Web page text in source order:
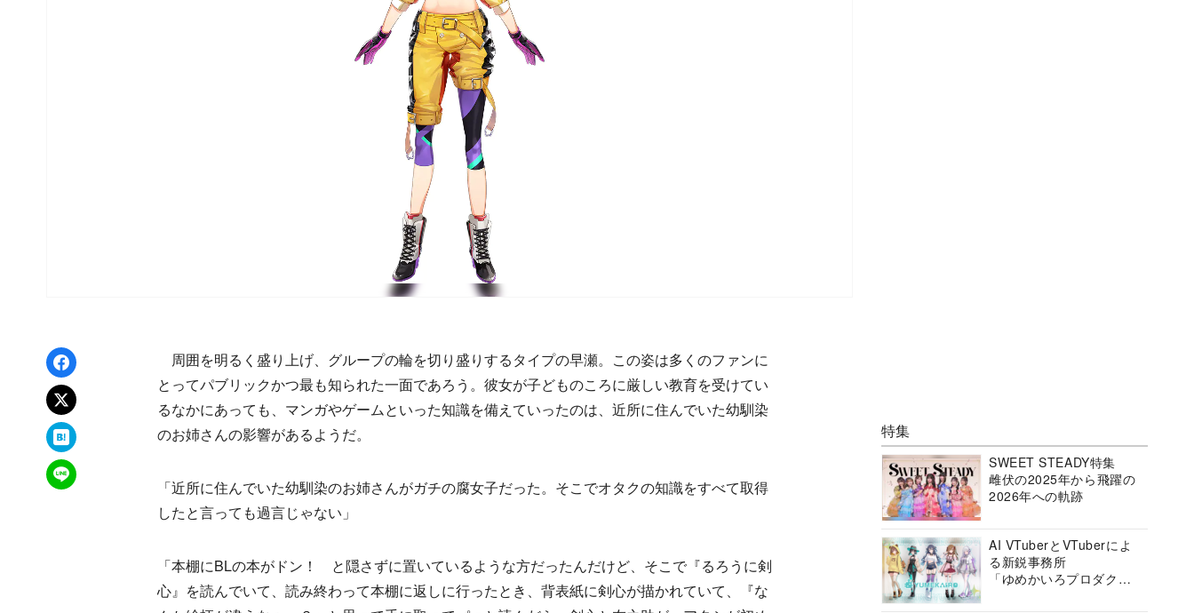
Facebookでシェア
xでポスト
はてなブックマーク
LINEで送る
周囲を明るく盛り上げ、グループの輪を切り盛りするタイプの早瀬。この姿は多くのファンに
とってパブリックかつ最も知られた一面であろう。彼女が子どものころに厳しい教育を受けてい
るなかにあっても、マンガやゲームといった知識を備えていったのは、近所に住んでいた幼馴染
のお姉さんの影響があるようだ。
「近所に住んでいた幼馴染のお姉さんがガチの腐女子だった。そこでオタクの知識をすべて取得
したと言っても過言じゃない」
「本棚にBLの本がドン！ と隠さずに置いているような方だったんだけど、そこで『るろうに剣
心』を読んでいて、読み終わって本棚に返しに行ったとき、背表紙に剣心が描かれていて、『な
特集
SWEET STEADY特集
雌伏の2025年から飛躍の
2026年への軌跡
AI VTuberとVTuberによ
る新鋭事務所
「ゆめかいろプロダクシ